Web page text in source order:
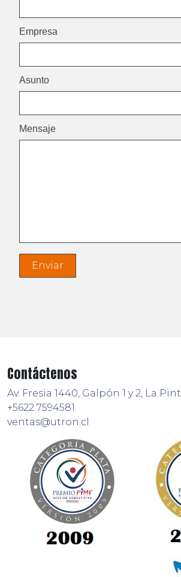
Empresa
Asunto
Mensaje
Contáctenos
Av. Fresia 1440, Galpón 1 y 2, La
+5622 7594581
ventas@utron.cl